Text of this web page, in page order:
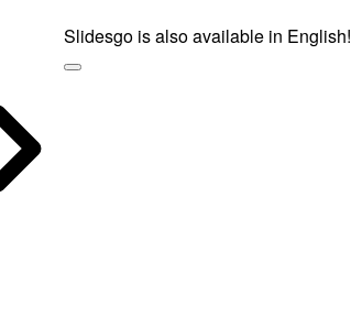
Slidesgo is also available in English!